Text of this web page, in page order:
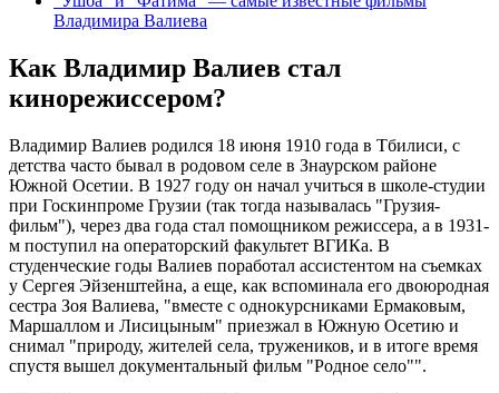
Владимира Валиева
Как Владимир Валиев стал
кинорежиссером?
Владимир Валиев родился 18 июня 1910 года в Тбилиси, с
детства часто бывал в родовом селе в Знаурском районе
Южной Осетии. В 1927 году он начал учиться в школе-студии
при Госкинпроме Грузии (так тогда называлась "Грузия-
фильм"), через два года стал помощником режиссера, а в 1931-
м поступил на операторский факультет ВГИКа. В
студенческие годы Валиев поработал ассистентом на съемках
у Сергея Эйзенштейна, а еще, как вспоминала его двоюродная
сестра Зоя Валиева, "вместе с однокурсниками Ермаковым,
Маршаллом и Лисицыным" приезжал в Южную Осетию и
снимал "природу, жителей села, тружеников, и в итоге время
спустя вышел документальный фильм "Родное село"".